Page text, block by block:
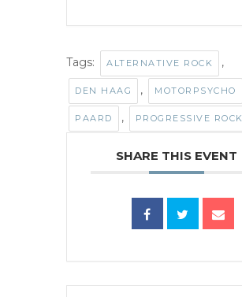
Tags: ALTERNATIVE ROCK ,
DEN HAAG , MOTORPSYCHO
PAARD , PROGRESSIVE ROCK
SHARE THIS EVENT